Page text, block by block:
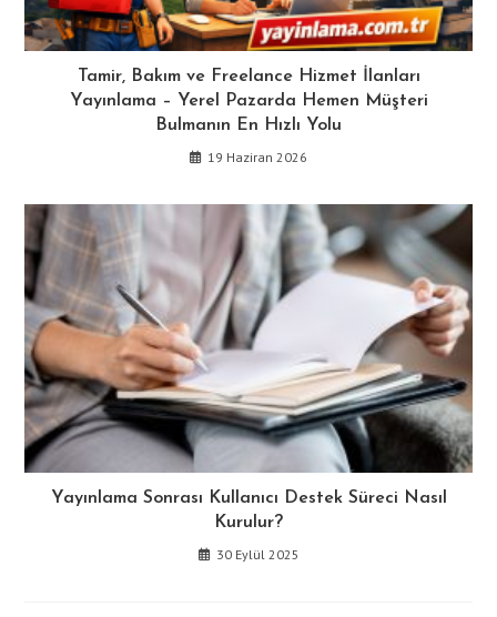
Tamir, Bakım ve Freelance Hizmet İlanları
Yayınlama – Yerel Pazarda Hemen Müşteri
Bulmanın En Hızlı Yolu
19 Haziran 2026
Yayınlama Sonrası Kullanıcı Destek Süreci Nasıl
Kurulur?
30 Eylül 2025